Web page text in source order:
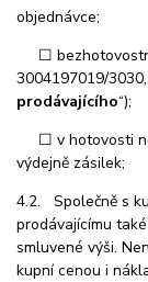
objednávce;
☐
3004197019/
prodávajícího“);
☐ v hotovosti
výdejně zásilek;
4.2. Společně s
prodávajícímu
smluvené výši.
kupní cenou i